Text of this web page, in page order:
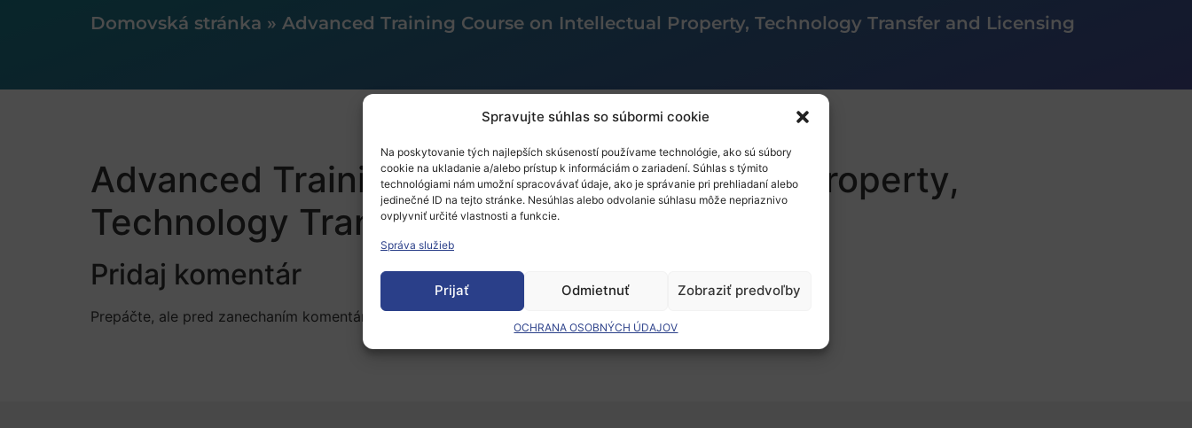
Spravujte súhlas so súbormi cookie
Na poskytovanie tých najlepších skúseností používame technológie, ako sú súbory
cookie na ukladanie a/alebo prístup k informáciám o zariadení. Súhlas s týmito
technológiami nám umožní spracovávať údaje, ako je správanie pri prehliadaní alebo
jedinečné ID na tejto stránke. Nesúhlas alebo odvolanie súhlasu môže nepriaznivo
ovplyvniť určité vlastnosti a funkcie.
Správa služieb
Prijať Odmietnuť Zobraziť predvoľby
OCHRANA OSOBNÝCH ÚDAJOV
Domovská stránka » Advanced Training Course on Intellectual Property, Technology Transfer and Licensing
Advanced Training Course on Intellectual Property,
Technology Transfer and Licensing
Pridaj komentár
Prepáčte, ale pred zanechaním komentára sa musíteprihlásiť.